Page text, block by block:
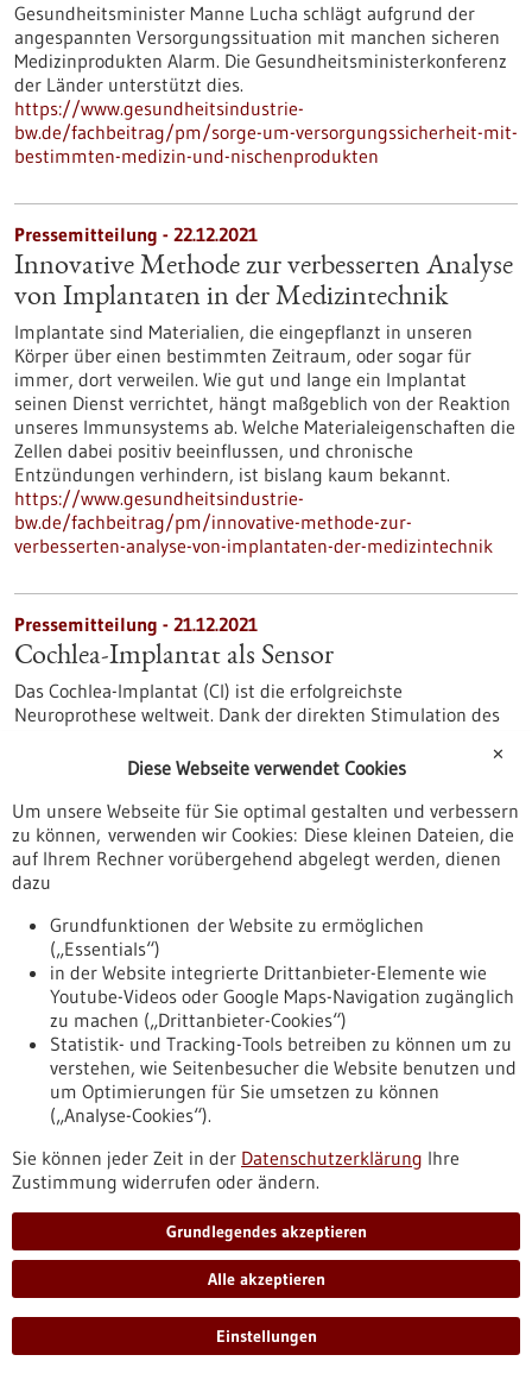
Gesundheitsminister Manne Lucha schlägt aufgrund der
angespannten Versorgungssituation mit manchen sicheren
Medizinprodukten Alarm. Die Gesundheitsministerkonferenz
der Länder unterstützt dies.
https://www.gesundheitsindustrie-
bw.de/fachbeitrag/pm/sorge-um-versorgungssicherheit-mit-
bestimmten-medizin-und-nischenprodukten
Pressemitteilung - 22.12.2021
Innovative Methode zur verbesserten Analyse
von Implantaten in der Medizintechnik
Implantate sind Materialien, die eingepflanzt in unseren
Körper über einen bestimmten Zeitraum, oder sogar für
immer, dort verweilen. Wie gut und lange ein Implantat
seinen Dienst verrichtet, hängt maßgeblich von der Reaktion
unseres Immunsystems ab. Welche Materialeigenschaften die
Zellen dabei positiv beeinflussen, und chronische
Entzündungen verhindern, ist bislang kaum bekannt.
https://www.gesundheitsindustrie-
bw.de/fachbeitrag/pm/innovative-methode-zur-
verbesserten-analyse-von-implantaten-der-medizintechnik
Pressemitteilung - 21.12.2021
Cochlea-Implantat als Sensor
Das Cochlea-Implantat (CI) ist die erfolgreichste
Neuroprothese weltweit. Dank der direkten Stimulation des
Menschen weltweit das Hören, obwohl die Betroffenen
https://www.gesundheitsindustrie-
bw.de/fachbeitrag/pm/cochlea-implantat-als-sensor
Pressemitteilung - 20.12.2021
Land unterstützt Fraunhofer-Gesellschaft
2021 mit 19 Millionen Euro für Betrieb und
Ausbau ihrer Einrichtungen
Die Fraunhofer-Gesellschaft erhält vom Ministerium für
Wirtschaft, Arbeit und Tourismus Baden-Württemberg im
Jahr 2021 insgesamt 19 Millionen Euro im Rahmen der
Grundfinanzierung und für Investitionen. Das gab
Stuttgart bekannt. Von der Förderung entfallen neun
Millionen Euro auf den Anteil des Landes an der
Grundfinanzierung der Forschungsorganisation.
https://www.gesundheitsindustrie-
bw.de/fachbeitrag/pm/land-unterstuetzt-fraunhofer-
gesellschaft-2021-mit-19-millionen-euro-fuer-betrieb-und-
ausbau-ihrer-einrichtungen
✕
Diese Webseite verwendet Cookies
Um unsere Webseite für Sie optimal gestalten und verbessern
zu können, verwenden wir Cookies: Diese kleinen Dateien, die
auf Ihrem Rechner vorübergehend abgelegt werden, dienen
dazu
Grundfunktionen der Website zu ermöglichen
(„Essentials“)
in der Website integrierte Drittanbieter-Elemente wie
Youtube-Videos oder Google Maps-Navigation zugänglich
zu machen („Drittanbieter-Cookies“)
Statistik- und Tracking-Tools betreiben zu können um zu
verstehen, wie Seitenbesucher die Website benutzen und
um Optimierungen für Sie umsetzen zu können
(„Analyse-Cookies“).
Sie können jeder Zeit in der Datenschutzerklärung Ihre
Zustimmung widerrufen oder ändern.
Grundlegendes akzeptieren
Alle akzeptieren
Einstellungen